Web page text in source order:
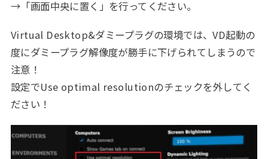
→「画面中央に置く」を行ってください。
Virtual Desktop&ダミープラグの環境では、VD起動の
度にダミープラグ解像度が勝手に下げられてしまうので
注意！
設定でUse optimal resolutionのチェックを外してく
ださい！